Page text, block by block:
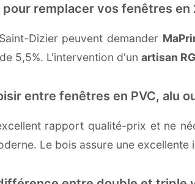
pour remplacer vos fenêtres en
Dizier peuvent demander
5,5%. L'intervention d'un artisan
entre fenêtres en PVC, alu
rapport qualité-prix et ne
Le bois assure une